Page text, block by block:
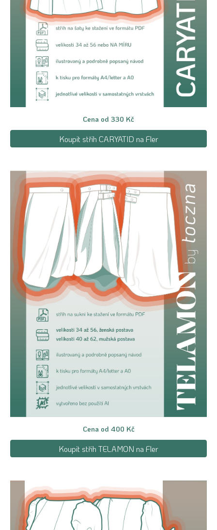
Cena od 330 Kč
Koupit střih CARYATID na Fler
Cena od 400 Kč
Koupit střih TELAMON na Fler